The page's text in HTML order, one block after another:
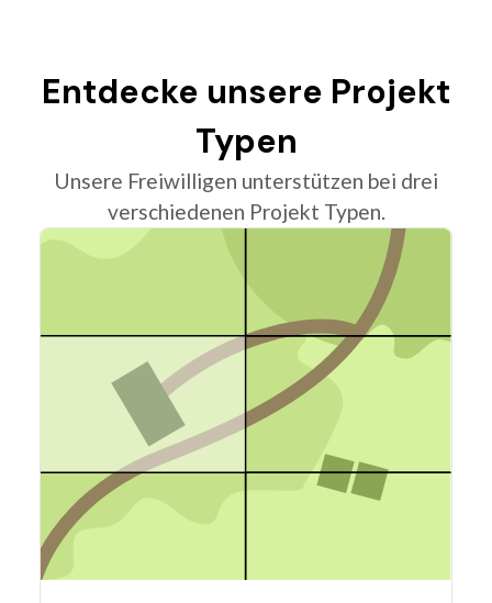
Entdecke unsere Projekt
Typen
Unsere Freiwilligen unterstützen bei drei
verschiedenen Projekt Typen.